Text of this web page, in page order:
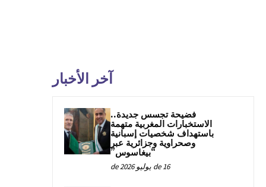
آخر الأخبار
فضيحة تجسس جديدة..
الاستخبارات المغربية متهمة
باستهداف شخصيات إسبانية
وصحراوية وجزائرية عبر
“بيغاسوس”
16 de يوليو de 2026